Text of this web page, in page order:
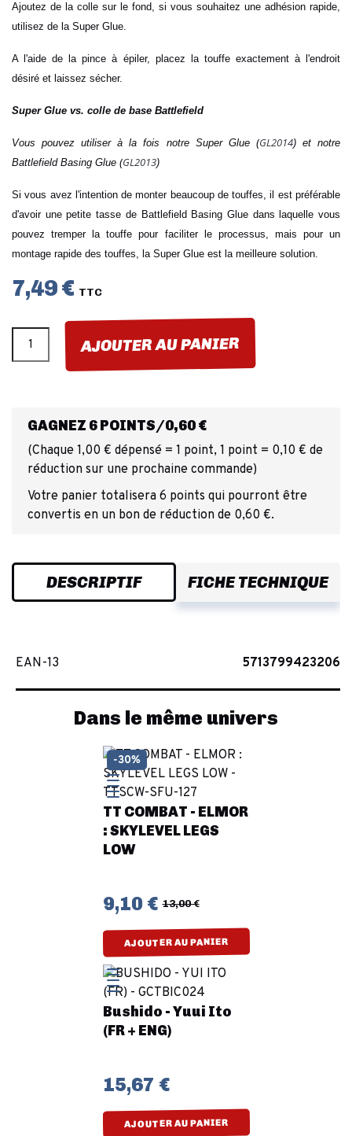
Ajoutez de la colle sur le fond, si vous souhaitez une adhésion rapide,
utilisez de la Super Glue.
A l'aide de la pince à épiler, placez la touffe exactement à l'endroit
désiré et laissez sécher.
Super Glue vs. colle de base Battlefield
Vous pouvez utiliser à la fois notre Super Glue (GL2014) et notre
Battlefield Basing Glue (GL2013)
Si vous avez l'intention de monter beaucoup de touffes, il est préférable
d'avoir une petite tasse de Battlefield Basing Glue dans laquelle vous
pouvez tremper la touffe pour faciliter le processus, mais pour un
montage rapide des touffes, la Super Glue est la meilleure solution.
7,49 € TTC
AJOUTER AU PANIER
GAGNEZ 6 POINTS/0,60 €
(Chaque 1,00 € dépensé = 1 point, 1 point = 0,10 € de
réduction sur une prochaine commande)
Votre panier totalisera 6 points qui pourront être
convertis en un bon de réduction de 0,60 €.
DESCRIPTIF FICHE TECHNIQUE
EAN-13 5713799423206
Dans le même univers
TT COMBAT - ELMOR
: SKYLEVEL LEGS
LOW
9,10 € 13,00 €
AJOUTER AU PANIER
-30%
Bushido - Yuui Ito
(FR + ENG)
15,67 €
AJOUTER AU PANIER